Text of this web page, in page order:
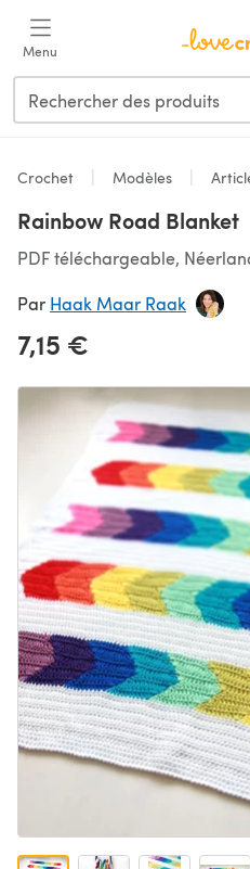
Menu
Crochet Modèles
Rainbow Road Blanket
PDF téléchargeable,
Par Haak Maar Raak
7,15 €